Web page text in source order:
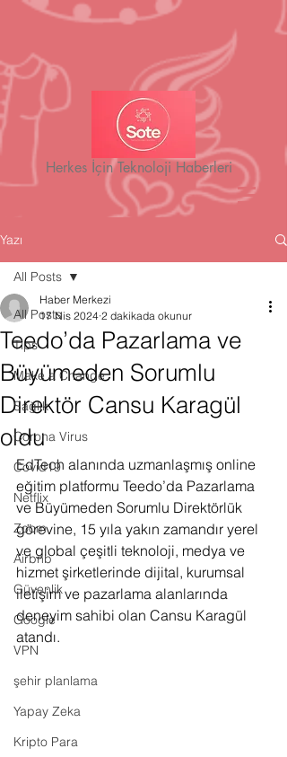
Herkes İçin Teknoloji Haberleri
Yazı
All Posts
Tips
Make a Change
Sağlık
Corona Virus
Covid19
Netflix
Zoom
Airbnb
Güvenlik
Google
VPN
şehir planlama
Yapay Zeka
Kripto Para
All Posts
Teedo’da Pazarlama ve
Büyümeden Sorumlu
Direktör Cansu Karagül
oldu
Haber Merkezi
17 Nis 2024 2 dakikada okunur
EdTech alanında uzmanlaşmış online
eğitim platformu Teedo’da Pazarlama
ve Büyümeden Sorumlu Direktörlük
görevine, 15 yıla yakın zamandır yerel
ve global çeşitli teknoloji, medya ve
hizmet şirketlerinde dijital, kurumsal
iletişim ve pazarlama alanlarında
deneyim sahibi olan Cansu Karagül
atandı.